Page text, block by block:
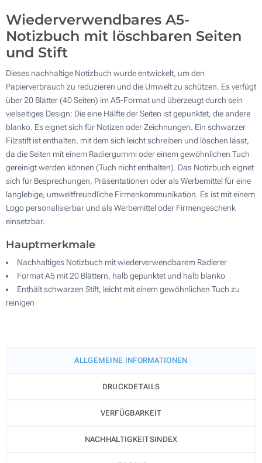
Wiederverwendbares A5-
Notizbuch mit löschbaren Seiten
und Stift
Dieses nachhaltige Notizbuch wurde entwickelt, um den
Papierverbrauch zu reduzieren und die Umwelt zu schützen. Es verfügt
über 20 Blätter (40 Seiten) im A5-Format und überzeugt durch sein
vielseitiges Design: Die eine Hälfte der Seiten ist gepunktet, die andere
blanko. Es eignet sich für Notizen oder Zeichnungen. Ein schwarzer
Filzstift ist enthalten, mit dem sich leicht schreiben und löschen lässt,
da die Seiten mit einem Radiergummi oder einem gewöhnlichen Tuch
gereinigt werden können (Tuch nicht enthalten). Das Notizbuch eignet
sich für Besprechungen, Präsentationen oder als Werbemittel für eine
langlebige, umweltfreundliche Firmenkommunikation. Es ist mit einem
Logo personalisierbar und als Werbemittel oder Firmengeschenk
einsetzbar.
Hauptmerkmale
Nachhaltiges Notizbuch mit wiederverwendbarem Radierer
Format A5 mit 20 Blättern, halb gepunktet und halb blanko
Enthält schwarzen Stift, leicht mit einem gewöhnlichen Tuch zu
reinigen
ALLGEMEINE INFORMATIONEN
DRUCKDETAILS
VERFÜGBARKEIT
NACHHALTIGKEITSINDEX